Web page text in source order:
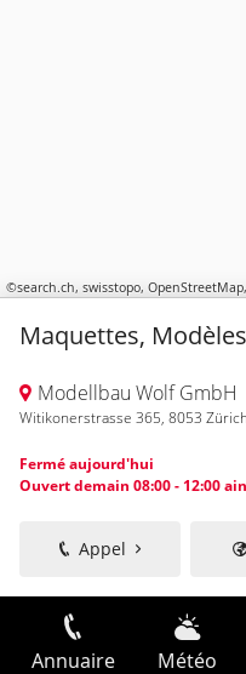
©search.ch, swisstopo, OpenStreetMap,
Maquettes,
Modellbau Wolf GmbH
Witikonerstrasse 365, 8053 Zürich
Fermé aujourd'hui
Ouvert demain 08:00 - 12:00
Appel
Annuaire Météo